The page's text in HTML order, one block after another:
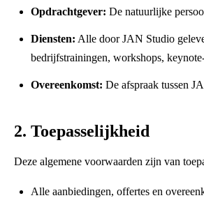
Opdrachtgever: De natuurlijke
Diensten: Alle door JAN Studio
bedrijfstrainingen, workshops,
Overeenkomst: De afspraak tussen
2. Toepasselijkheid
Deze algemene voorwaarden zijn van
Alle aanbiedingen, offertes en